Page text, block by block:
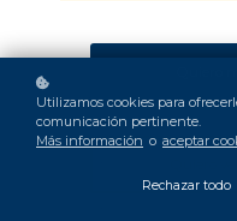
Utilizamos cookies para
comunicación pertinente.
Más información o aceptar
Rechazar todo